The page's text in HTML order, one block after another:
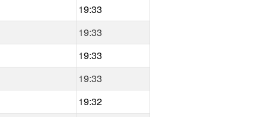
19:33
19:33
19:33
19:33
19:32